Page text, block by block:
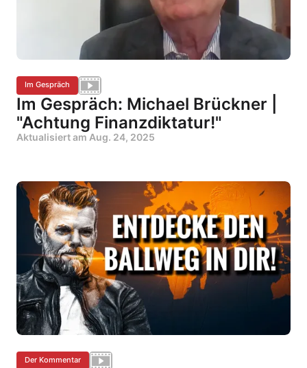
Im Gespräch
Im Gespräch: Michael Brückner |
"Achtung Finanzdiktatur!"
Aktualisiert am Aug. 24, 2025
Der Kommentar